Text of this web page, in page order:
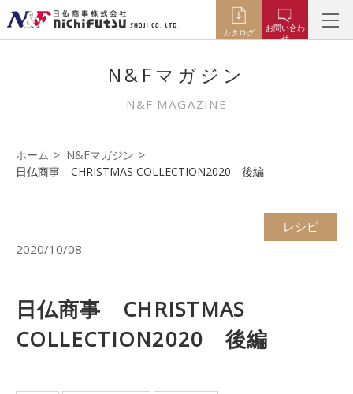
カタログ
お問い合わ
せ
N&Fマガジン
N&F MAGAZINE
ホーム
N&Fマガジン
日仏商事 CHRISTMAS COLLECTION2020 後編
レシピ
2020/10/08
日仏商事 CHRISTMAS
COLLECTION2020 後編